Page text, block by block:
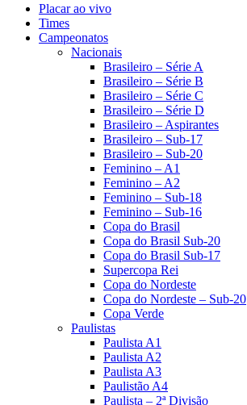
Placar ao vivo
Times
Campeonatos
Nacionais
Brasileiro – Série A
Brasileiro – Série B
Brasileiro – Série C
Brasileiro – Série D
Brasileiro – Aspirantes
Brasileiro – Sub-17
Brasileiro – Sub-20
Feminino – A1
Feminino – A2
Feminino – Sub-18
Feminino – Sub-16
Copa do Brasil
Copa do Brasil Sub-20
Copa do Brasil Sub-17
Supercopa Rei
Copa do Nordeste
Copa do Nordeste – Sub-20
Copa Verde
Paulistas
Paulista A1
Paulista A2
Paulista A3
Paulistão A4
Paulista – 2ª Divisão